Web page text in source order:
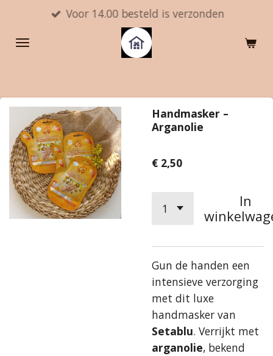
naar
Voor 14.00 besteld is verzonden
Handmasker –
Arganolie
€ 2,50
In
Gun de handen een
intensieve verzorging
met dit luxe
handmasker van
Setablu. Verrijkt met
arganolie, bekend